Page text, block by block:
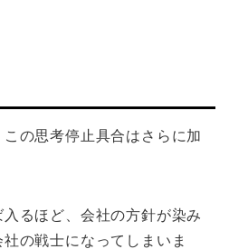
の思考停止具合はさらに加
るほど、会社の方針が染み
の戦士になってしまいま